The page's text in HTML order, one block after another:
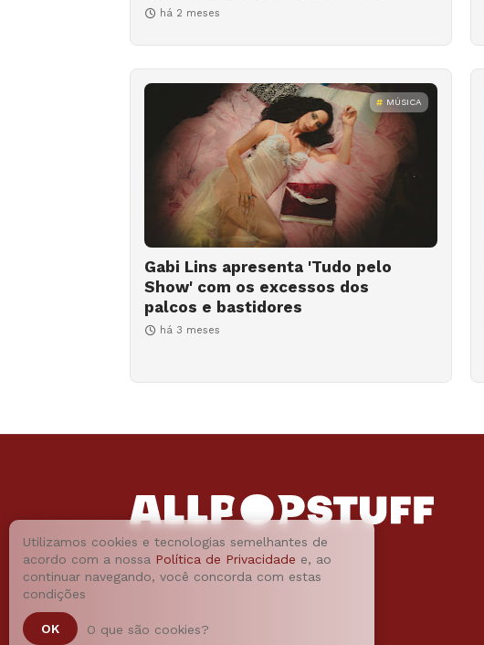
há 2 meses
MÚSICA
Gabi Lins apresenta 'Tudo pelo
Show' com os excessos dos
palcos e bastidores
há 3 meses
Utilizamos cookies e tecnologias semelhantes de
acordo com a nossa Política de Privacidade e, ao
continuar navegando, você concorda com estas
condições
OK O que são cookies?